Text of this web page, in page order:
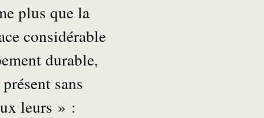
plus que la
considérable
durable,
sans
leurs » :